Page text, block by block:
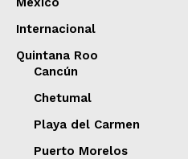
Internacional
Quintana Roo
Cancún
Chetumal
Playa del Carmen
Puerto Morelos